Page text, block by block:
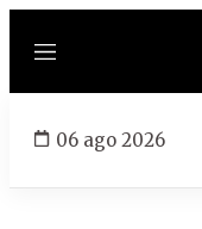
Menú
06 ago 2026